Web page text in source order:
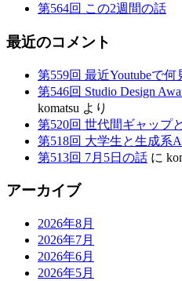
第564回 この2週間の話
最近のコメント
第559回 最近Youtubeで何
第546回 Studio Design
komatsu より
第520回 世代間ギャップ
第518回 大学生と生成系
第513回 7月5日の話 に
アーカイブ
2026年8月
2026年7月
2026年6月
2026年5月